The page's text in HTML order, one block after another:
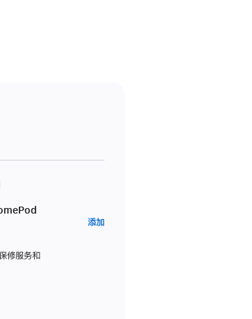
修服务和
添加AppleCare+